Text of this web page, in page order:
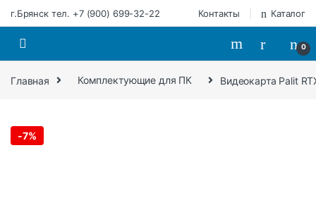
Перейти к навигации
Перейти к содержимому
г.Брянск тел. +7 (900) 699-32-22 Контакты Каталог
0
Главная Комплектующие для ПК Видеокарта Palit
-7%